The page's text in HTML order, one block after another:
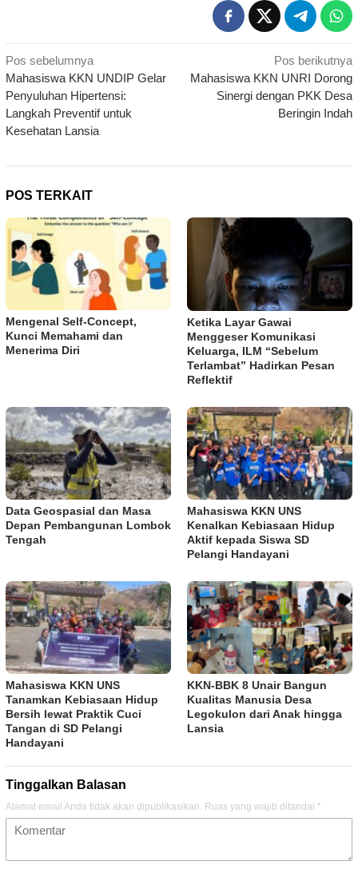
Navigasi
pos
Pos sebelumnya
Mahasiswa KKN UNDIP Gelar
Penyuluhan Hipertensi:
Langkah Preventif untuk
Kesehatan Lansia
Pos berikutnya
Mahasiswa KKN UNRI Dorong
Sinergi dengan PKK Desa
Beringin Indah
POS TERKAIT
Mengenal Self-Concept,
Kunci Memahami dan
Menerima Diri
Ketika Layar Gawai
Menggeser Komunikasi
Keluarga, ILM “Sebelum
Terlambat” Hadirkan Pesan
Reflektif
Data Geospasial dan Masa
Depan Pembangunan Lombok
Tengah
Mahasiswa KKN UNS
Kenalkan Kebiasaan Hidup
Aktif kepada Siswa SD
Pelangi Handayani
Mahasiswa KKN UNS
Tanamkan Kebiasaan Hidup
Bersih lewat Praktik Cuci
Tangan di SD Pelangi
Handayani
KKN-BBK 8 Unair Bangun
Kualitas Manusia Desa
Legokulon dari Anak hingga
Lansia
Tinggalkan Balasan
Alamat email Anda tidak akan dipublikasikan. Ruas yang wajib ditandai *